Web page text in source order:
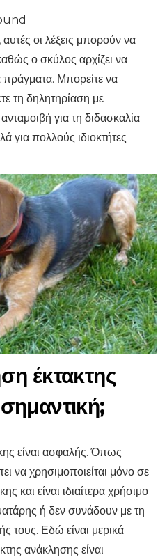
οι λέξεις μπορούν να
ο σκύλος αρχίζει να
πράγματα. Μπορείτε να
τη δηλητηρίαση με
για τη διδασκαλία
για πολλούς ιδιοκτήτες
έκτακτης
είναι ασφαλής. Όπως
να χρησιμοποιείται μόνο σε
και είναι ιδιαίτερα χρήσιμο
ή δεν συνάδουν με τη
τους. Εδώ είναι μερικά
ανάκλησης είναι